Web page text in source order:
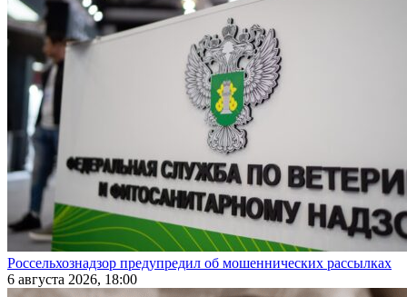
Россельхознадзор предупредил об мошеннических рассылках
6 августа 2026, 18:00